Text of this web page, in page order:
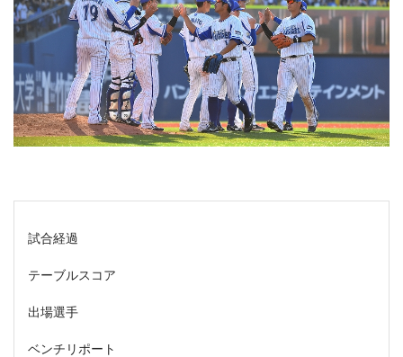
試合経過
テーブルスコア
出場選手
ベンチリポート